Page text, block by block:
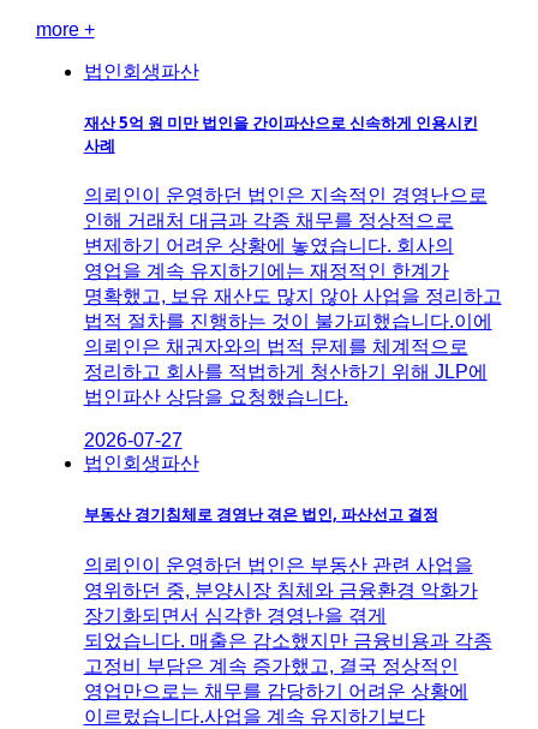
more +
법인회생파산
재산 5억 원 미만 법인을 간이파산으로 신속하게 인용시킨
사례
의뢰인이 운영하던 법인은 지속적인 경영난으로
인해 거래처 대금과 각종 채무를 정상적으로
변제하기 어려운 상황에 놓였습니다. 회사의
영업을 계속 유지하기에는 재정적인 한계가
명확했고, 보유 재산도 많지 않아 사업을 정리하고
법적 절차를 진행하는 것이 불가피했습니다.이에
의뢰인은 채권자와의 법적 문제를 체계적으로
정리하고 회사를 적법하게 청산하기 위해 JLP에
법인파산 상담을 요청했습니다.
2026-07-27
법인회생파산
부동산 경기침체로 경영난 겪은 법인, 파산선고 결정
의뢰인이 운영하던 법인은 부동산 관련 사업을
영위하던 중, 분양시장 침체와 금융환경 악화가
장기화되면서 심각한 경영난을 겪게
되었습니다. 매출은 감소했지만 금융비용과 각종
고정비 부담은 계속 증가했고, 결국 정상적인
영업만으로는 채무를 감당하기 어려운 상황에
이르렀습니다.사업을 계속 유지하기보다